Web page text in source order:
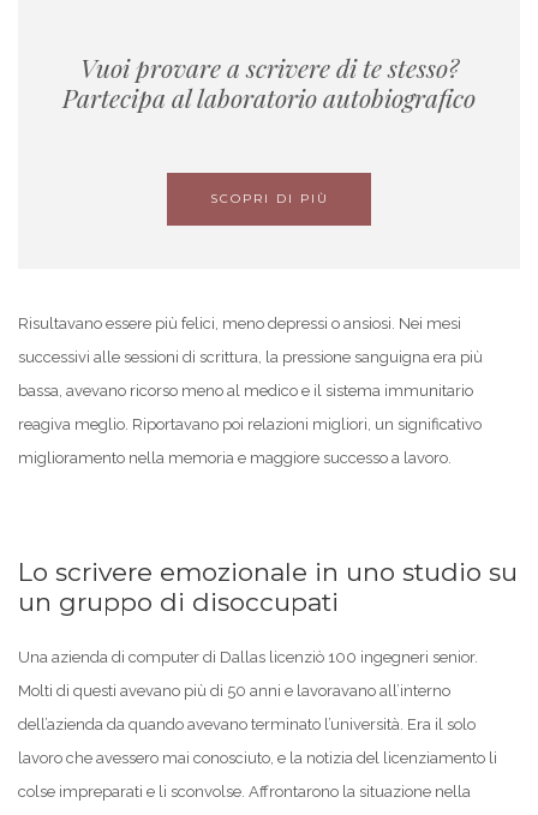
Vuoi provare a scrivere di te stesso?
Partecipa al laboratorio autobiografico
SCOPRI DI PIÙ
Risultavano essere più felici, meno depressi o ansiosi. Nei mesi
successivi alle sessioni di scrittura, la pressione sanguigna era più
bassa, avevano ricorso meno al medico e il sistema immunitario
reagiva meglio. Riportavano poi relazioni migliori, un significativo
miglioramento nella memoria e maggiore successo a lavoro.
Lo scrivere emozionale in uno studio su
un gruppo di disoccupati
Una azienda di computer di Dallas licenziò 100 ingegneri senior.
Molti di questi avevano più di 50 anni e lavoravano all’interno
dell’azienda da quando avevano terminato l’università. Era il solo
lavoro che avessero mai conosciuto, e la notizia del licenziamento li
colse impreparati e li sconvolse. Affrontarono la situazione nella